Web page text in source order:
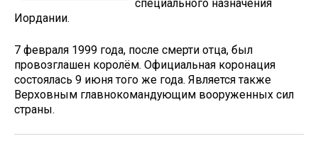
специального назначения
Иордании.
7 февраля 1999 года, после смерти отца, был
провозглашен королём. Официальная коронация
состоялась 9 июня того же года. Является также
Верховным главнокомандующим вооруженных сил
страны.